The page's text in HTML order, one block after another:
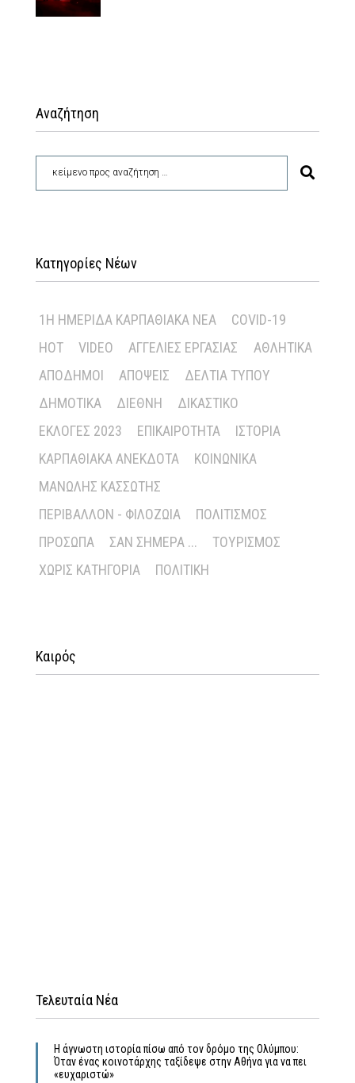
Αναζήτηση
Κατηγορίες Νέων
1Η ΗΜΕΡΊΔΑ ΚΑΡΠΑΘΙΑΚΆ ΝΈΑ
COVID-19
HOT
VIDEO ΑΓΓΕΛΊΕΣ ΕΡΓΑΣΊΑΣ
ΑΘΛΗΤΙΚΆ
ΑΠΌΔΗΜΟΙ
ΑΠΌΨΕΙΣ
ΔΕΛΤΊΑ ΤΎΠΟΥ
ΔΗΜΟΤΙΚΆ
ΔΙΕΘΝΉ
ΔΙΚΑΣΤΙΚΌ
ΕΚΛΟΓΈΣ 2023
ΕΠΙΚΑΙΡΌΤΗΤΑ
ΙΣΤΟΡΊΑ
ΚΑΡΠΑΘΙΑΚΆ ΑΝΈΚΔΟΤΑ
ΚΟΙΝΩΝΙΚΆ
ΜΑΝΏΛΗΣ ΚΑΣΣΏΤΗΣ
ΠΕΡΙΒΆΛΛΟΝ - ΦΙΛΟΖΩΊΑ
ΠΟΛΙΤΙΣΜΌΣ
ΠΡΌΣΩΠΑ
ΣΑΝ ΣΉΜΕΡΑ ...
ΤΟΥΡΙΣΜΌΣ
ΧΩΡΊΣ ΚΑΤΗΓΟΡΊΑ
ΠΟΛΙΤΙΚΉ
Καιρός
Τελευταία Νέα
Η άγνωστη ιστορία πίσω από τον δρόμο της Ολύμπου:
Όταν ένας κοινοτάρχης ταξίδεψε στην Αθήνα για να πει
«ευχαριστώ»